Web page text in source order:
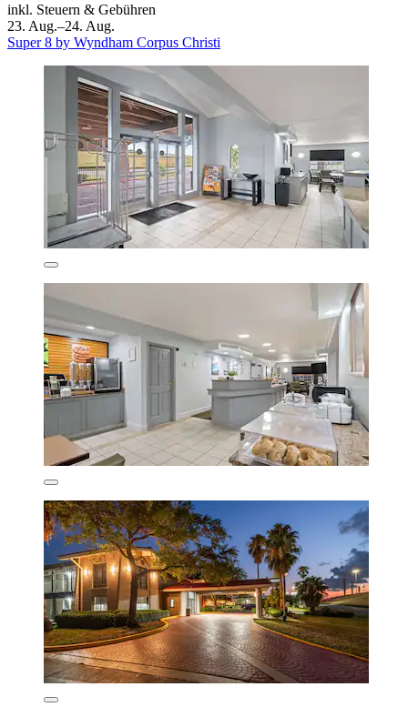
inkl. Steuern & Gebühren
23. Aug.–24. Aug.
Super 8 by Wyndham Corpus Christi